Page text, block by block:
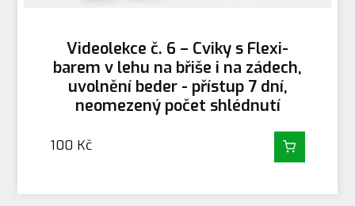
Videolekce č. 6 – Cviky s Flexi-
barem v lehu na břiše i na zádech,
uvolnění beder - přístup 7 dní,
neomezený počet shlédnutí
100 Kč